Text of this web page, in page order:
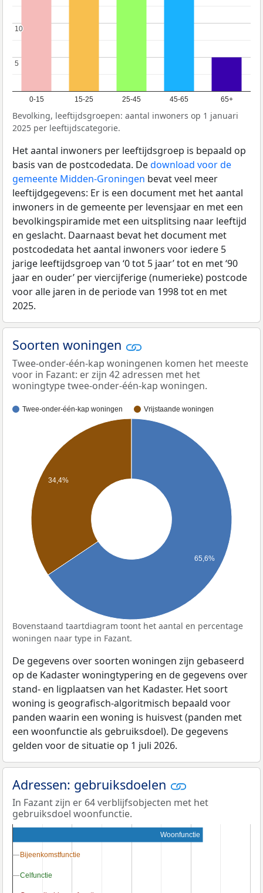
0-15 15-25 25-45 45-65 65+
5
5
10
10
Bevolking, leeftijdsgroepen: aantal inwoners op 1 januari
2025 per leeftijdscategorie.
Het aantal inwoners per leeftijdsgroep is bepaald op
basis van de postcodedata. Dedownload voor de
gemeente Midden-Groningen bevat veel meer
leeftijdgegevens: Er is een document met het aantal
inwoners in de gemeente per levensjaar en met een
bevolkingspiramide met een uitsplitsing naar leeftijd
en geslacht. Daarnaast bevat het document met
postcodedata het aantal inwoners voor iedere 5
jarige leeftijdsgroep van ‘0 tot 5 jaar’ tot en met ‘90
jaar en ouder’ per viercijferige (numerieke) postcode
voor alle jaren in de periode van 1998 tot en met
2025.
Soorten woningen
Twee-onder-één-kap woningenen komen het meeste
voor in Fazant: er zijn 42 adressen met het
woningtype twee-onder-één-kap woningen.
Twee-onder-één-kap woningen Vrijstaande woningen
34,4%
65,6%
Bovenstaand taartdiagram toont het aantal en percentage
woningen naar type in Fazant.
De gegevens over soorten woningen zijn gebaseerd
op de Kadaster woningtypering en de gegevens over
stand- en ligplaatsen van het Kadaster. Het soort
woning is geografisch-algoritmisch bepaald voor
panden waarin een woning is huisvest (panden met
een woonfunctie als gebruiksdoel). De gegevens
gelden voor de situatie op 1 juli 2026.
Adressen: gebruiksdoelen
In Fazant zijn er 64 verblijfsobjecten met het
gebruiksdoel woonfunctie.
Woonfunctie
Bijeenkomstfunctie
Bijeenkomstfunctie
Celfunctie
Celfunctie